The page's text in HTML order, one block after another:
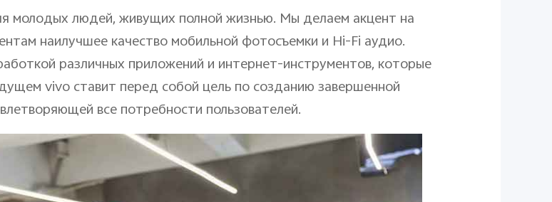
молодых людей, живущих полной жизнью. Мы делаем акцент на
наилучшее качество мобильной фотосъемки и Hi-Fi аудио.
различных приложений и интернет-инструментов, которые
vivo ставит перед собой цель по созданию завершенной
все потребности пользователей.